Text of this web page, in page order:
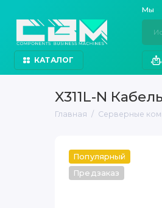
Мы
КАТАЛОГ
X311L-N
Главная Серверные
Популярный
Предзаказ